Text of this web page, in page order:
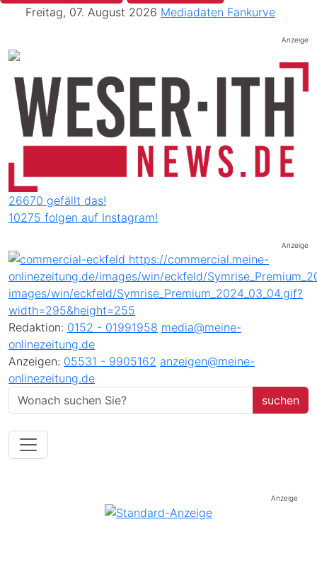
Freitag, 07. August 2026 Mediadaten Fankurve
Anzeige
26670 gefällt das!
10275 folgen auf Instagram!
Anzeige
Redaktion: 0152 - 01991958 media@meine-
onlinezeitung.de
Anzeigen: 05531 - 9905162 anzeigen@meine-
onlinezeitung.de
Anzeige